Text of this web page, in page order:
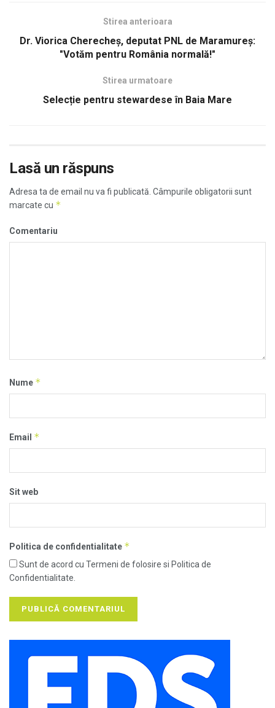
Stirea anterioara
Dr. Viorica Cherecheș, deputat PNL de Maramureș:
"Votăm pentru România normală!"
Stirea urmatoare
Selecție pentru stewardese în Baia Mare
Lasă un răspuns
Adresa ta de email nu va fi publicată. Câmpurile obligatorii sunt
marcate cu *
Comentariu
Nume *
Email *
Sit web
Politica de confidentialitate *
Sunt de acord cu Termeni de folosire si Politica de
Confidentialitate.